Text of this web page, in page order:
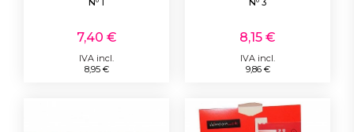
Nº 1
7,40 €
IVA incl.
8,95 €
Nº 3
8,15 €
IVA incl.
9,86 €